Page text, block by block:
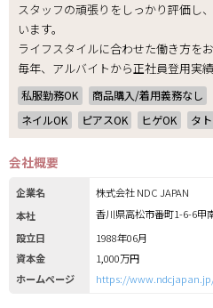
スタッフの頑張りをしっかり評価し
います。
ライフスタイルに合わせた働き方を
毎年、アルバイトから正社員登用実
私服勤務OK 商品購入/着用義務なし
ネイルOK
ピアスOK ヒゲOK タ
会社概要
企業名
株式会社 NDC JAPAN
本社
香川県高松市番町1-6-6甲
設立日
1988年06月
資本金
1,000万円
ホームページ
https://